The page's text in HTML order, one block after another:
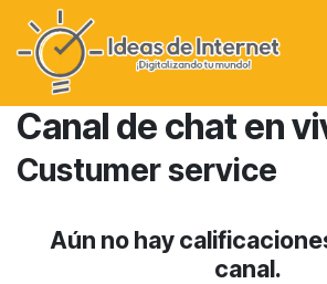
Ir al contenido
Canal de chat en
Custumer service
Aún no hay
canal.